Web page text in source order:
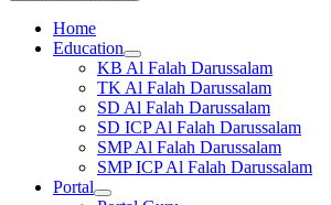
Home
Education
KB Al Falah Darussalam
TK Al Falah Darussalam
SD Al Falah Darussalam
SD ICP Al Falah Darussalam
SMP Al Falah Darussalam
SMP ICP Al Falah Darussalam
Portal